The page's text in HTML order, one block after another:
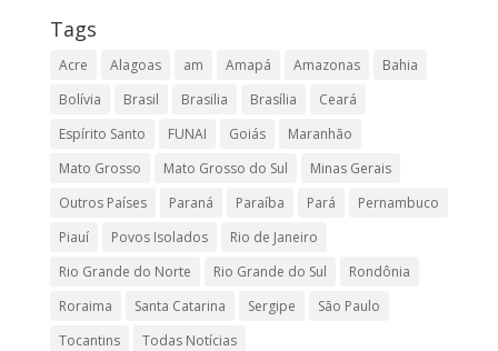
Tags
Acre Alagoas am Amapá Amazonas
Bahia
Bolívia
Brasil Brasilia Brasília
Ceará
Espírito Santo
FUNAI Goiás
Maranhão
Mato Grosso
Mato Grosso do Sul
Minas Gerais
Outros Países
Paraná Paraíba Pará
Pernambuco
Piauí
Povos Isolados
Rio de Janeiro
Rio Grande do Norte
Rio Grande do Sul
Rondônia
Roraima
Santa Catarina Sergipe
São Paulo
Tocantins
Todas Notícias